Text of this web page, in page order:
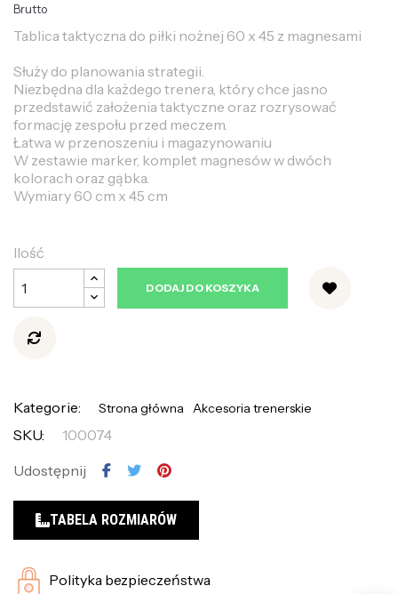
Brutto
Tablica taktyczna do piłki nożnej 60 x 45 z magnesami
Służy do planowania strategii.
Niezbędna dla każdego trenera, który chce jasno
przedstawić założenia taktyczne oraz rozrysować
formację zespołu przed meczem.
Łatwa w przenoszeniu i magazynowaniu
W zestawie marker, komplet magnesów w dwóch
kolorach oraz gąbka.
Wymiary 60 cm x 45 cm
Ilość
DODAJ DO KOSZYKA
Kategorie: Strona główna Akcesoria trenerskie
SKU:
100074
Udostępnij
TABELA ROZMIARÓW
Polityka bezpieczeństwa